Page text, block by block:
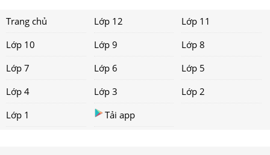
Trang chủ Lớp 12
Lớp 11
Lớp 10
Lớp 9
Lớp 8
Lớp 7
Lớp 6
Lớp 5
Lớp 4
Lớp 3
Lớp 2
Lớp 1
Tải app